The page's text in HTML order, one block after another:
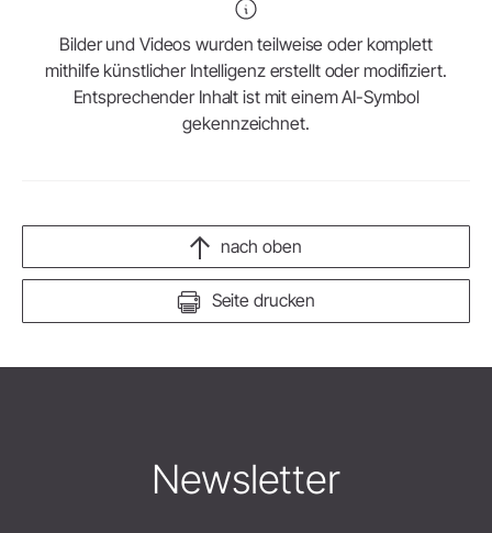
Bilder und Videos wurden teilweise oder komplett
mithilfe künstlicher Intelligenz erstellt oder modifiziert.
Entsprechender Inhalt ist mit einem AI-Symbol
gekennzeichnet.
Seite drucken
nach oben
Newsletter